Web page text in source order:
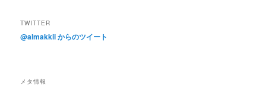
TWITTER
@almakkii からのツイート
メタ情報